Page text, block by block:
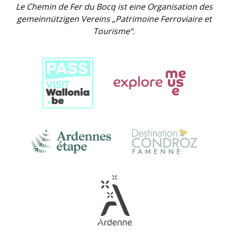
Le Chemin de Fer du Bocq ist eine Organisation des
gemeinnützigen Vereins „Patrimoine Ferroviaire et
Tourisme“.